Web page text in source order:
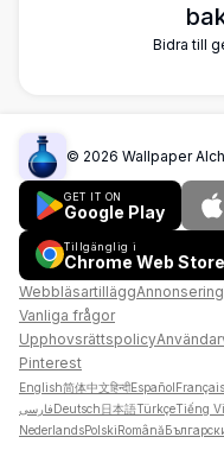
Bidra till
© 2026 Wallpaper
GET IT ON
Google Play
Tillgänglig i
Chrome Web Store
WebbläsartilläggAnnonsering
Vanliga frågor
Upphovsrättspolicy
Pinterest
English简体中文हिन्दीEspañolFrançais
فارسیDeutsch日本語TürkçeTiếng
NederlandsPolskiRomână